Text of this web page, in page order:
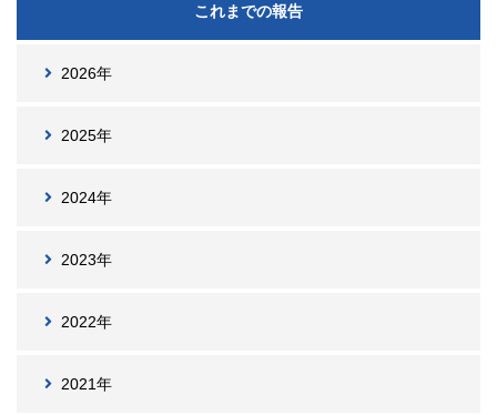
これまでの報告
2026年
2025年
2024年
2023年
2022年
2021年